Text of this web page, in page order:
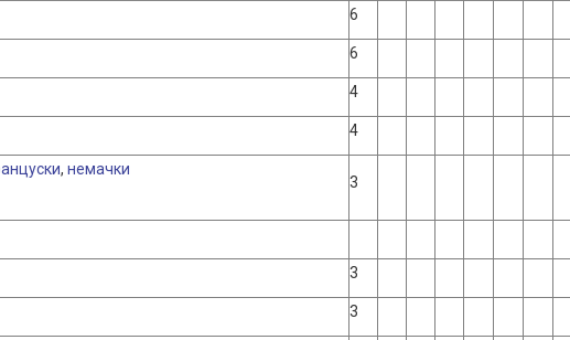
6
6
4
4
, немачки
3
3
3